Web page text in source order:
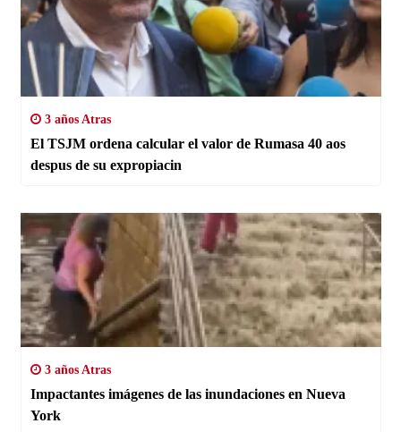
3 años Atras
El TSJM ordena calcular el valor de Rumasa 40 aos
despus de su expropiacin
3 años Atras
Impactantes imágenes de las inundaciones en Nueva
York